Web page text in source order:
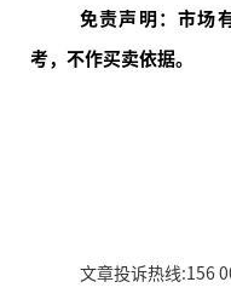
免责声明：市场
考，不作买卖依据。
文章投诉热线:156